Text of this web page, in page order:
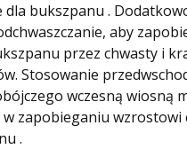
dla bukszpanu .
aby
przez chwasty i
Stosowanie
wczesną wiosną
zapobieganiu wzrostowi
.